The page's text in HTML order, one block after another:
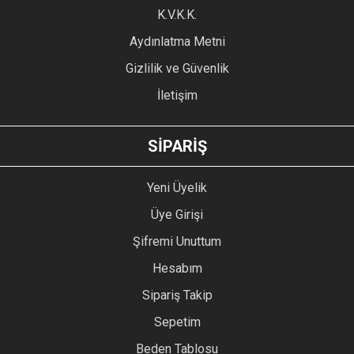
Ürün fiyatı diğer sitelerden daha pahalı.
GÖNDER
K.V.K.K.
Aydınlatma Metni
Gizlilik ve Güvenlik
İletişim
SİPARİŞ
Yeni Üyelik
Üye Girişi
Şifremi Unuttum
Hesabım
Sipariş Takip
Sepetim
Beden Tablosu